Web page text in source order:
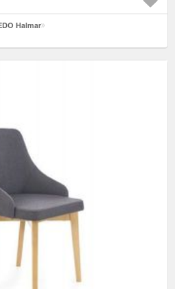
Halmar